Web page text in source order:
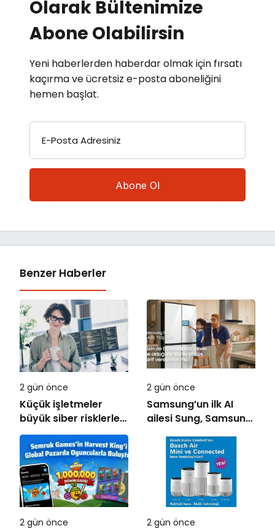
Olarak Bültenimize
Abone Olabilirsin
Yeni haberlerden haberdar olmak için fırsatı
kaçırma ve ücretsiz e-posta aboneliğini
hemen başlat.
E-Posta Adresiniz
Benzer Haberler
2 gün önce
Küçük işletmeler
büyük siber risklerle
karşı karşıya
2 gün önce
Samsung’un ilk AI
ailesi Sung, Samsung
akıllı yaşam
deneyimini ekranlara
taşıyor
2 gün önce 2 gün önce